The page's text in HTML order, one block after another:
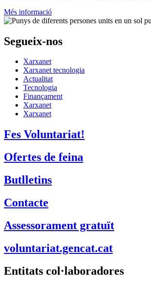
Més informació
Segueix-nos
Xarxanet
Xarxanet tecnologia
Actualitat
Tecnologia
Finançament
Xarxanet
Xarxanet
Fes Voluntariat!
Ofertes de feina
Butlletins
Contacte
Assessorament gratuït
voluntariat.gencat.cat
Entitats col·laboradores